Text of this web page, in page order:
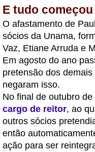
E tudo
O afastamento de
sócios da Unama,
Vaz, Etiane Arruda e
Em agosto do ano
pretensão dos
negaram isso.
No final de outubro
cargo de reitor, ao
outros sócios
então
ação para ser